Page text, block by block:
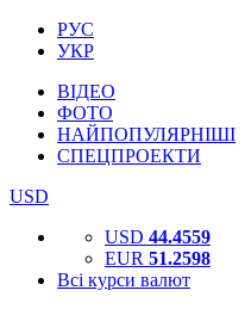
РУС
УКР
ВІДЕО
ФОТО
НАЙПОПУЛЯРНІШІ
СПЕЦПРОЕКТИ
USD
USD 44.4559
EUR 51.2598
Всі курси валют